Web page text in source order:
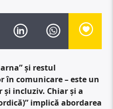
și restul
comunicare – este un
și incluziv. Chiar și a
implică abordarea